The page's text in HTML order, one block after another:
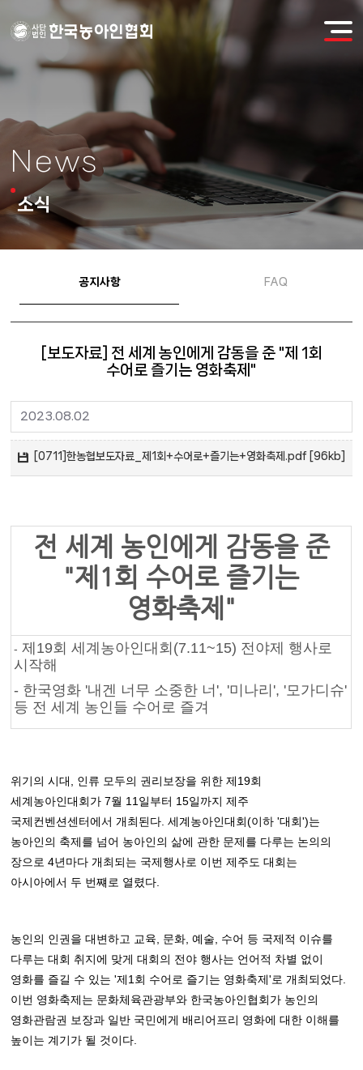
News
소식
공지사항 FAQ
[보도자료] 전 세계 농인에게 감동을 준 "제 1회
수어로 즐기는 영화축제"
2023.08.02
[0711]한농협보도자료_제1회+수어로+즐기는+영화축제.pdf [96kb]
전 세계 농인에게 감동을 준
"제1회 수어로 즐기는
영화축제"
- 제19회 세계농아인대회(7.11~15) 전야제 행사로
시작해
- 한국영화 '내겐 너무 소중한 너', '미나리', '모가디슈'
등 전 세계 농인들 수어로 즐겨
위기의 시대, 인류 모두의 권리보장을 위한 제19회
세계농아인대회가 7월 11일부터 15일까지 제주
국제컨벤션센터에서 개최된다. 세계농아인대회(이하 '대회')는
농아인의 축제를 넘어 농아인의 삶에 관한 문제를 다루는 논의의
장으로 4년마다 개최되는 국제행사로 이번 제주도 대회는
아시아에서 두 번쨰로 열렸다.
농인의 인권을 대변하고 교육, 문화, 예술, 수어 등 국제적 이슈를
다루는 대회 취지에 맞게 대회의 전야 행사는 언어적 차별 없이
영화를 즐길 수 있는 '제1회 수어로 즐기는 영화축제'로 개최되었다.
이번 영화축제는 문화체육관광부와 한국농아인협회가 농인의
영화관람권 보장과 일반 국민에게 배리어프리 영화에 대한 이해를
높이는 계기가 될 것이다.